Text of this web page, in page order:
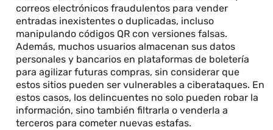
correos electrónicos fraudulentos para vender
entradas inexistentes o duplicadas, incluso
manipulando códigos QR con versiones falsas.
Además, muchos usuarios almacenan sus datos
personales y bancarios en plataformas de boletería
para agilizar futuras compras, sin considerar que
estos sitios pueden ser vulnerables a ciberataques. En
estos casos, los delincuentes no solo pueden robar la
información, sino también filtrarla o venderla a
terceros para cometer nuevas estafas.